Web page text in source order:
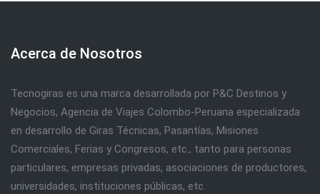
Acerca de Nosotros
Tecnogiras es una marca desarrollada por P&C Destinos y
Negocios, Agencia de Viajes Colombo-Peruana especializada
en desarrollo de Giras Técnicas, Pasantías, Misiones
Comerciales, Ferias y Congresos, etc., tanto para personas
particulares, empresas privadas, asociaciones de productores,
universidades, instituciones públicas, etc.